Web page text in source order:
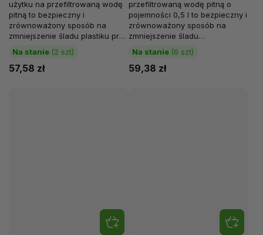
Na stanie (2 szt)
57,58 zł
użytku na przefiltrowaną wodę
pitną to bezpieczny i
zrównoważony sposób na
zmniejszenie śladu plastiku przy
jednoczesnym zachowaniu
nawodnienia przez...
Na stanie (6 szt)
59,38 zł
przefiltrowaną wodę pitną o
pojemności 0,5 l to bezpieczny i
zrównoważony sposób na
zmniejszenie śladu
plastikowego, jednocześnie
dbając o...